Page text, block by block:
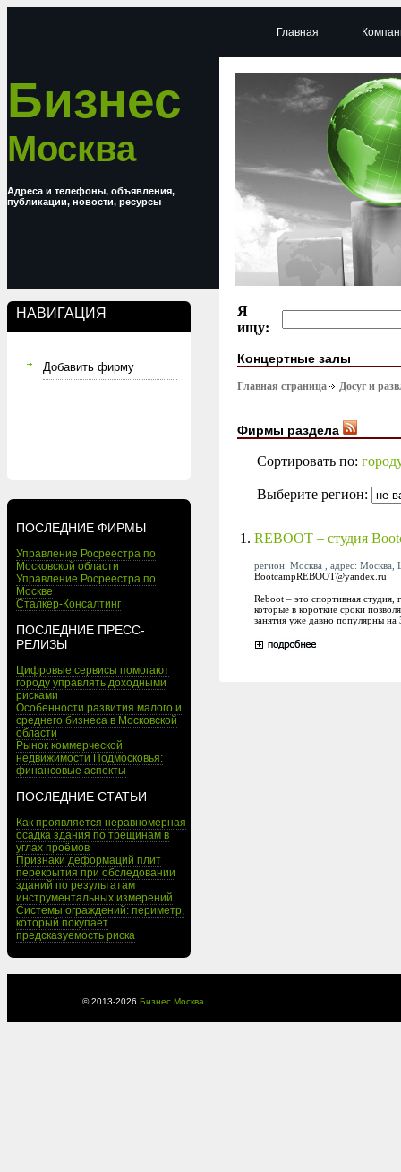
Бизнес
Москва
Адреса и телефоны, объявления,
публикации, новости, ресурсы
НАВИГАЦИЯ
Добавить фирму
ПОСЛЕДНИЕ ФИРМЫ
Управление Росреестра по
Московской области
Управление Росреестра по
Москве
Сталкер-Консалтинг
ПОСЛЕДНИЕ ПРЕСС-
РЕЛИЗЫ
Цифровые сервисы помогают
городу управлять доходными
рисками
Особенности развития малого и
среднего бизнеса в Московской
области
Рынок коммерческой
недвижимости Подмосковья:
финансовые аспекты
ПОСЛЕДНИЕ СТАТЬИ
Как проявляется неравномерная
осадка здания по трещинам в
углах проёмов
Признаки деформаций плит
перекрытия при обследовании
зданий по результатам
инструментальных измерений
Системы ограждений: периметр,
который покупает
предсказуемость риска
Главная
Я
ищу:
Концертные залы
Главная страница Досуг и
Фирмы раздела
Сортировать по:
Выберите регион:
1. REBOOT – студия
регион: Москва , адрес: Москва,
BootcampREBOOT@yandex.ru
Reboot – это спортивная студия,
которые в короткие сроки
занятия уже давно популярны на
© 2013-2026 Бизнес Москва